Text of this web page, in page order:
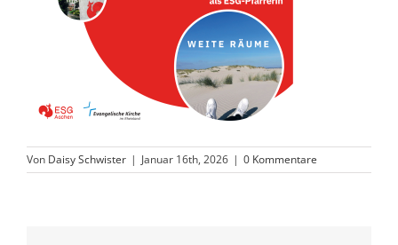
Von Daisy Schwister | Januar 16th, 2026 | 0 Kommentare